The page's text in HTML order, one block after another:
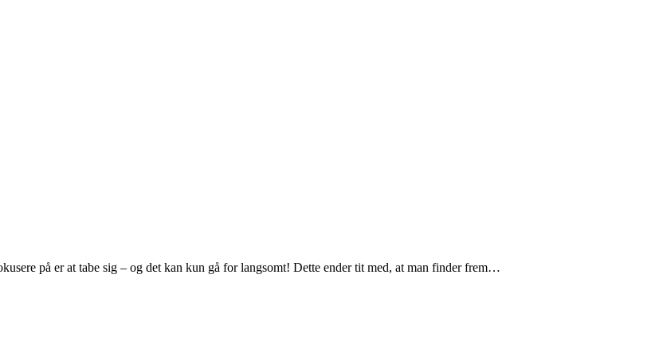
på er at tabe sig – og det kan kun gå for langsomt! Dette ender tit med, at man finder frem…